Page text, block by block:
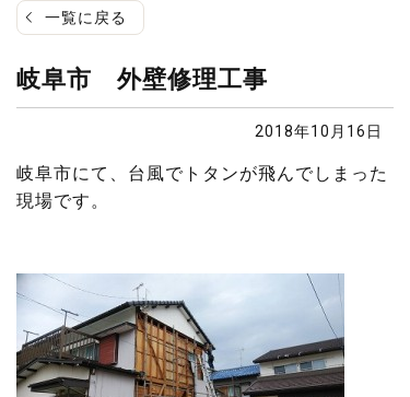
一覧に戻る
岐阜市 外壁修理工事
2018年10月16日
岐阜市にて、台風でトタンが飛んでしまった
現場です。